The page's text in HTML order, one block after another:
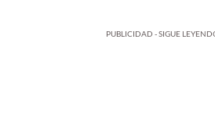
PUBLICIDAD - SIGUE